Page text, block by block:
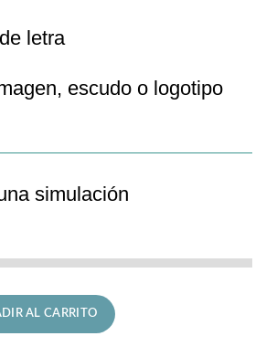
letra
escudo o logotipo
simulación
F20446/1 Classic cantidad
AL CARRITO